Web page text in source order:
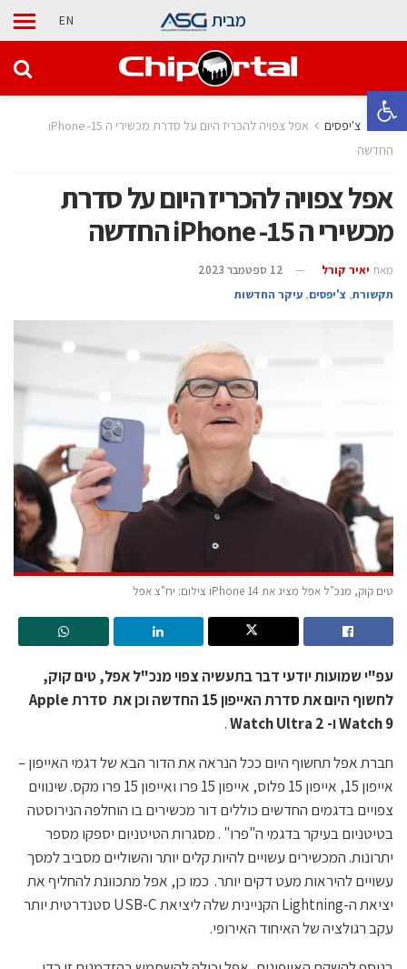
פתח סרגל נגישות
מבית EN
בית צ'יפסים
אפל צפויה להכריז היום על סדרת מכשירי ה 15- iPhone
החדשה
אפל צפויה להכריז היום על סדרת
מכשירי ה 15- iPhone החדשה
מאת יאיר קורל
12 ספטמבר 2023
תקשורת, צ'יפסים, עיקר החדשות
טים קוק, מנכ"ל אפל מציג את iPhone 14 צילום: יח"צ אפל
עפ"י שמועות יודעי דבר בתעשיה צפוי מנכ"ל אפל, טים קוק,
לחשוף היום את סדרת האייפון 15 החדשה וכן את סדרת Apple
Watch 9 ו- Watch Ultra 2
.
חברת אפל תחשוף היום ככל הנראה את הדור הבא של דגמי האייפון –
אייפון 15, אייפון 15 פלוס, אייפון 15 פרו ואייפון 15 פרו מקס. שינווים
צפויים בדגמים החדשים כוללים דור מכשירים בו הוחלפה הנירוסטה
בטיטניום בעיקר בדגמי ה"פרו" . מסגרות הטיטניום יספקו מספר
יתרונות. המכשירים עשויים להיות קלים יותר והשוליים מסביב למסך
עשויים להיראות מעט דקים יותר. כמו כן, אפל מתכוונת להחליף את
יציאת ה-Lightning הקניינית שלה ליציאת USB-C סטנדרטית יותר
עקב רגולציה של האיחוד האירופי.